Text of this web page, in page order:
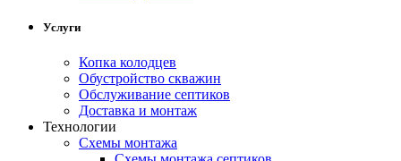
Услуги
Копка колодцев
Обустройство скважин
Обслуживание септиков
Доставка и монтаж
Технологии
Схемы монтажа